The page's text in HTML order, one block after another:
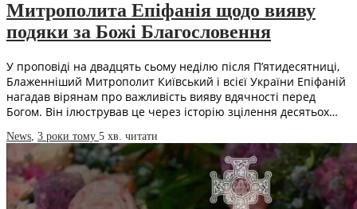
Митрополита Епіфанія щодо вияву
подяки за Божі Благословення
У проповіді на двадцять сьому неділю після П’ятидесятниці,
Блаженніший Митрополит Київський і всієї України Епіфаній
нагадав вірянам про важливість вияву вдячності перед
Богом. Він ілюстрував це через історію зцілення десятьох…
News 3 роки тому 5 хв. читати